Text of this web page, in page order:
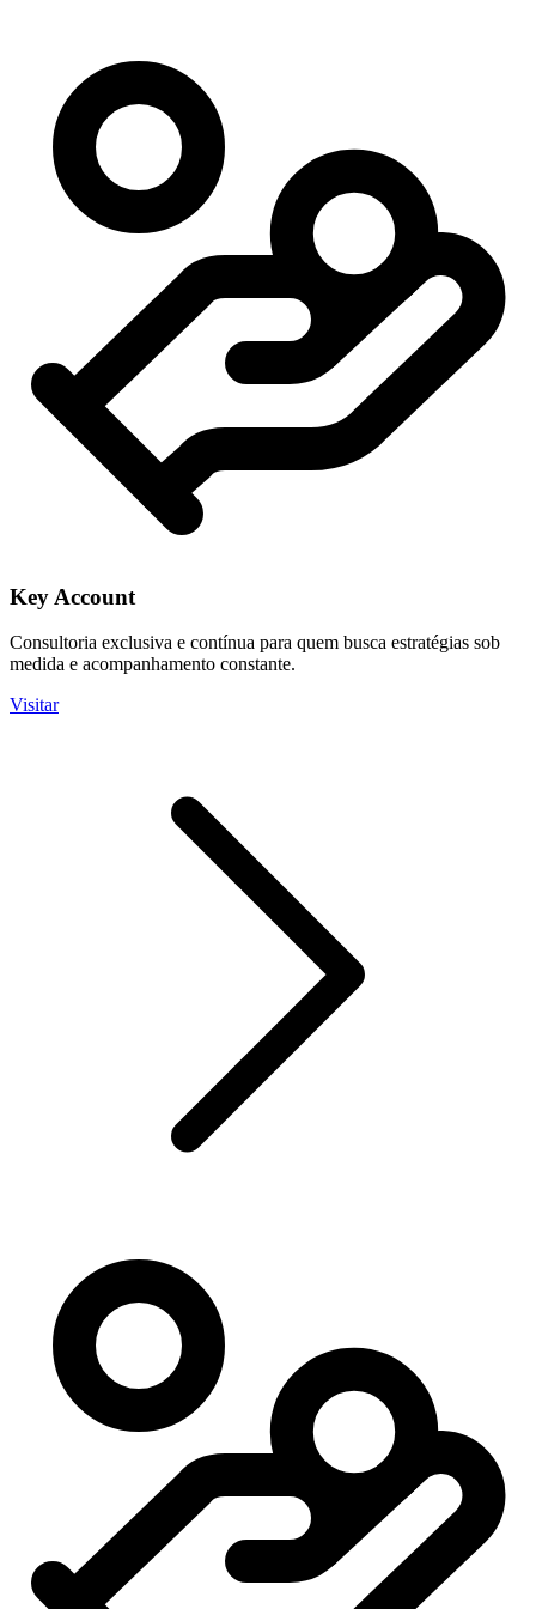
Key Account
Consultoria exclusiva e contínua para quem busca estratégias sob
medida e acompanhamento constante.
Visitar